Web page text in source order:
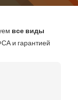
все виды
и гарантией